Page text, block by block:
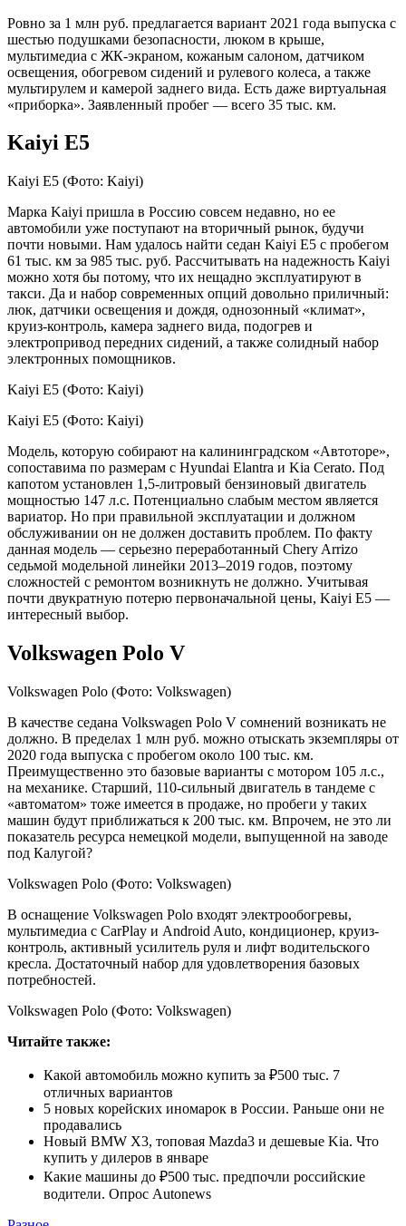
Ровно за 1 млн руб. предлагается вариант 2021 года выпуска с
шестью подушками безопасности, люком в крыше,
мультимедиа с ЖК-экраном, кожаным салоном, датчиком
освещения, обогревом сидений и рулевого колеса, а также
мультирулем и камерой заднего вида. Есть даже виртуальная
«приборка». Заявленный пробег — всего 35 тыс. км.
Kaiyi E5
Kaiyi E5 (Фото: Kaiyi)
Марка Kaiyi пришла в Россию совсем недавно, но ее
автомобили уже поступают на вторичный рынок, будучи
почти новыми. Нам удалось найти седан Kaiyi E5 с пробегом
61 тыс. км за 985 тыс. руб. Рассчитывать на надежность Kaiyi
можно хотя бы потому, что их нещадно эксплуатируют в
такси. Да и набор современных опций довольно приличный:
люк, датчики освещения и дождя, однозонный «климат»,
круиз-контроль, камера заднего вида, подогрев и
электропривод передних сидений, а также солидный набор
электронных помощников.
Kaiyi E5 (Фото: Kaiyi)
Kaiyi E5 (Фото: Kaiyi)
Модель, которую собирают на калининградском «Автоторе»,
сопоставима по размерам с Hyundai Elantra и Kia Cerato. Под
капотом установлен 1,5-литровый бензиновый двигатель
мощностью 147 л.с. Потенциально слабым местом является
вариатор. Но при правильной эксплуатации и должном
обслуживании он не должен доставить проблем. По факту
данная модель — серьезно переработанный Chery Arrizo
седьмой модельной линейки 2013–2019 годов, поэтому
сложностей с ремонтом возникнуть не должно. Учитывая
почти двукратную потерю первоначальной цены, Kaiyi E5 —
интересный выбор.
Volkswagen Polo V
Volkswagen Polo (Фото: Volkswagen)
В качестве седана Volkswagen Polo V сомнений возникать не
должно. В пределах 1 млн руб. можно отыскать экземпляры от
2020 года выпуска с пробегом около 100 тыс. км.
Преимущественно это базовые варианты с мотором 105 л.с.,
на механике. Старший, 110-сильный двигатель в тандеме с
«автоматом» тоже имеется в продаже, но пробеги у таких
машин будут приближаться к 200 тыс. км. Впрочем, не это ли
показатель ресурса немецкой модели, выпущенной на заводе
под Калугой?
Volkswagen Polo (Фото: Volkswagen)
В оснащение Volkswagen Polo входят электрообогревы,
мультимедиа с CarPlay и Android Auto, кондиционер, круиз-
контроль, активный усилитель руля и лифт водительского
кресла. Достаточный набор для удовлетворения базовых
потребностей.
Volkswagen Polo (Фото: Volkswagen)
Читайте также:
Какой автомобиль можно купить за ₽500 тыс. 7
отличных вариантов
5 новых корейских иномарок в России. Раньше они не
продавались
Новый BMW X3, топовая Mazda3 и дешевые Kia. Что
купить у дилеров в январе
Какие машины до ₽500 тыс. предпочли российские
водители. Опрос Autonews